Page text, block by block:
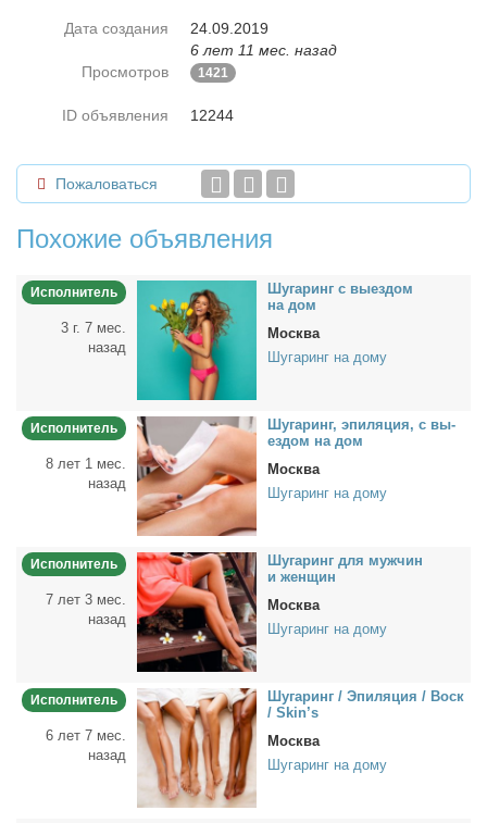
Дата создания
24.09.2019
6 лет 11 мес. назад
Просмотров
1421
ID объявления 12244
Пожаловаться
Похожие объявления
Исполнитель
3 г. 7 мес.
назад
Шу­га­ринг с вы­ез­дом
на дом
Москва
Шугаринг на дому
Исполнитель
8 лет 1 мес.
назад
Шу­га­ринг, эпи­ля­ция, с вы­
ез­дом на дом
Москва
Шугаринг на дому
Исполнитель
7 лет 3 мес.
назад
Шу­га­ринг для муж­чин
и жен­щин
Москва
Шугаринг на дому
Исполнитель
6 лет 7 мес.
назад
Шу­га­ринг / Эпи­ля­ция / Воск
/ Skin’s
Москва
Шугаринг на дому